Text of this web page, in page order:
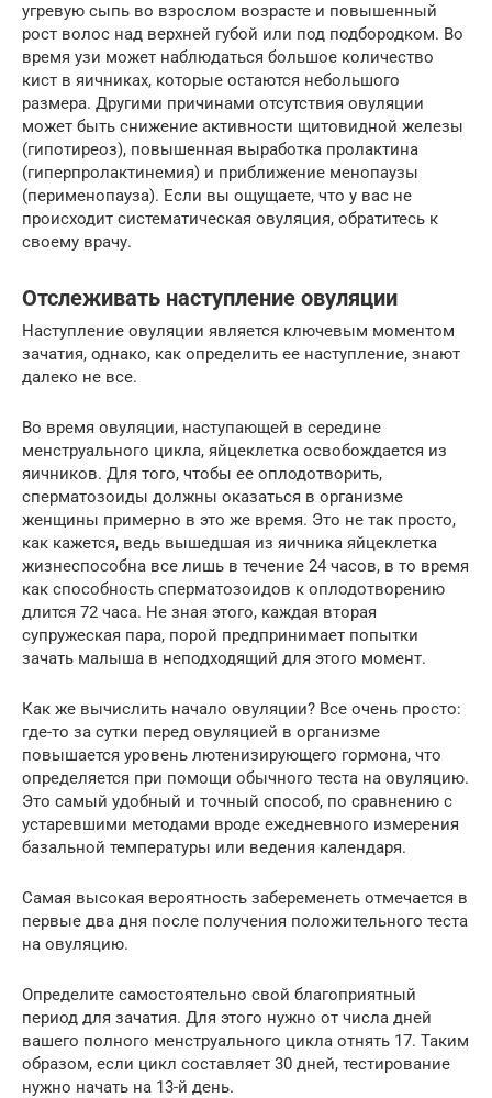
угревую сыпь во взрослом возрасте и повышенный
рост волос над верхней губой или под подбородком. Во
время узи может наблюдаться большое количество
кист в яичниках, которые остаются небольшого
размера. Другими причинами отсутствия овуляции
может быть снижение активности щитовидной железы
(гипотиреоз), повышенная выработка пролактина
(гиперпролактинемия) и приближение менопаузы
(перименопауза). Если вы ощущаете, что у вас не
происходит систематическая овуляция, обратитесь к
своему врачу.
Отслеживать наступление овуляции
Наступление овуляции является ключевым моментом
зачатия, однако, как определить ее наступление, знают
далеко не все.
Во время овуляции, наступающей в середине
менструального цикла, яйцеклетка освобождается из
яичников. Для того, чтобы ее оплодотворить,
сперматозоиды должны оказаться в организме
женщины примерно в это же время. Это не так просто,
как кажется, ведь вышедшая из яичника яйцеклетка
жизнеспособна все лишь в течение 24 часов, в то время
как способность сперматозоидов к оплодотворению
длится 72 часа. Не зная этого, каждая вторая
супружеская пара, порой предпринимает попытки
зачать малыша в неподходящий для этого момент.
Как же вычислить начало овуляции? Все очень просто:
где-то за сутки перед овуляцией в организме
повышается уровень лютенизирующего гормона, что
определяется при помощи обычного теста на овуляцию.
Это самый удобный и точный способ, по сравнению с
устаревшими методами вроде ежедневного измерения
базальной температуры или ведения календаря.
Самая высокая вероятность забеременеть отмечается в
первые два дня после получения положительного теста
на овуляцию.
Определите самостоятельно свой благоприятный
период для зачатия. Для этого нужно от числа дней
вашего полного менструального цикла отнять 17. Таким
образом, если цикл составляет 30 дней, тестирование
нужно начать на 13-й день.